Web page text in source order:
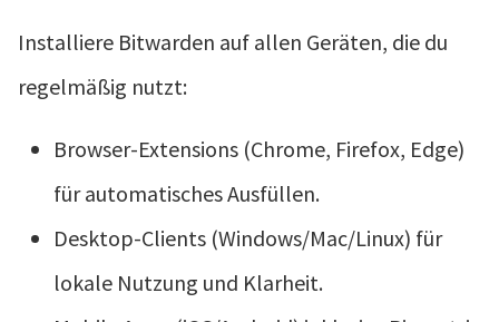
Installiere Bitwarden auf allen Geräten, die du
regelmäßig nutzt:
Browser-Extensions (Chrome, Firefox, Edge)
für automatisches Ausfüllen.
Desktop-Clients (Windows/Mac/Linux) für
lokale Nutzung und Klarheit.